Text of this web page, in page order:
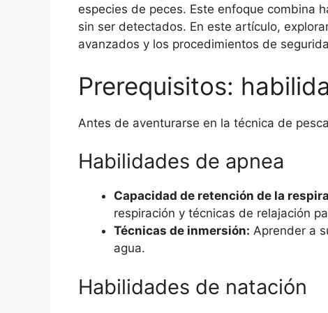
especies de peces. Este enfoque combina
sin ser detectados. En este artículo,
avanzados y los procedimientos de
Prerequisitos:
Antes de aventurarse en la técnica de
Habilidades de apnea
Capacidad de retención de la
respiración y técnicas de relajación
Técnicas de inmersión: Aprender a
agua.
Habilidades de natación